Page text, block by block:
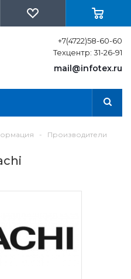
+7(4722)58-60-60
Техцентр: 31-26-91
mail@infotex.ru
- Производители